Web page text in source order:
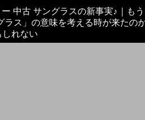
中古 サングラスの新事実♪ ｜ もう
ラス」の意味を考える時が来たの
しれない